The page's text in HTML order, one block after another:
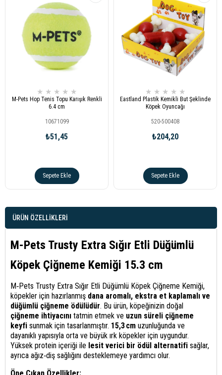
★ ★ ★ ★ ★
M-Pets Hop Tenis Topu Karışık Renkli
6.4 cm
10671099
₺51,45
Sepete Ekle
★ ★ ★ ★ ★
Eastland Plastik Kemikli But Şeklinde
Köpek Oyuncağı
520-500408
₺204,20
Sepete Ekle
ÜRÜN ÖZELLIKLERI
M-Pets Trusty Extra Sığır Etli Düğümlü
Köpek Çiğneme Kemiği 15.3 cm
M‑Pets Trusty Extra Sığır Etli Düğümlü Köpek Çiğneme Kemiği,
köpekler için hazırlanmış dana aromalı, ekstra et kaplamalı ve
düğümlü çiğneme ödülüdür. Bu ürün, köpeğinizin doğal
çiğneme ihtiyacını tatmin etmek ve uzun süreli çiğneme
keyfi sunmak için tasarlanmıştır. 15,3 cm uzunluğunda ve
dayanıklı yapısıyla orta ve büyük ırk köpekler için uygundur.
Yüksek protein içeriği ile lesit verici bir ödül alternatifi sağlar,
ayrıca ağız‑diş sağlığını desteklemeye yardımcı olur.